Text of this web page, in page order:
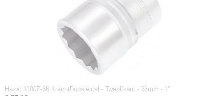
Hazet 1100Z-36 KrachtDopsleutel - Twaalfkant - 36mm - 1''